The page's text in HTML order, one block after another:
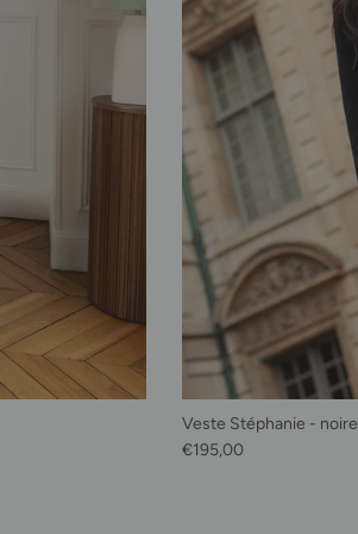
Veste Stéphanie - noire
Prix habituel
€195,00